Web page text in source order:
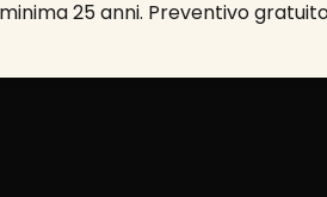
25 anni. Preventivo